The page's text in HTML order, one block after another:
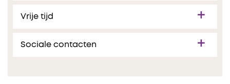
Vrije tijd
Sociale contacten